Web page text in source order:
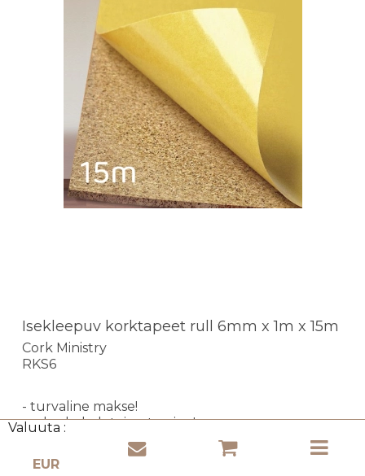
Valuuta :
Isekleepuv korktapeet rull 6mm x 1m x 15m
Cork Ministry
RKS6
- turvaline makse!
- odav kohaletoimetamine!
- kiire kohaletoimetamine!